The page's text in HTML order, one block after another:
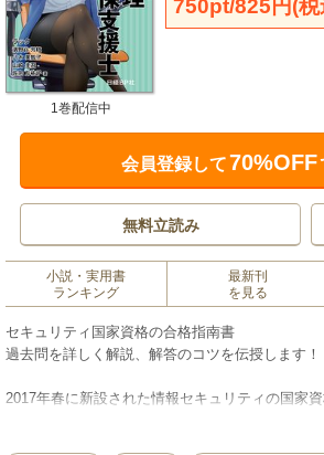
750pt/825円(税
1巻配信中
会員登録して70%OFF
無料立読み
小説・実用書
ランキング
最新刊
を見る
セキュリティ国家資格の合格指南書
過去問を詳しく解説、解答のコツを伝授します！
2017年春に新設された情報セキュリティの国家
援士」試験に合格するための解説本です。情報